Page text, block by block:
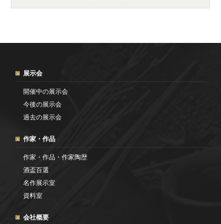
展示会
開催中の展示会
今後の展示会
過去の展示会
作家・作品
作家・作品・作家陶歴
酒盃百選
名作展示室
資料室
会社概要